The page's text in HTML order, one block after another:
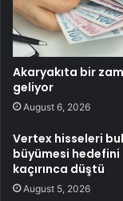
Akaryakıta bir
geliyor
August 6, 2026
Vertex hisseleri
büyümesi hedefini
kaçırınca düştü
August 5, 2026